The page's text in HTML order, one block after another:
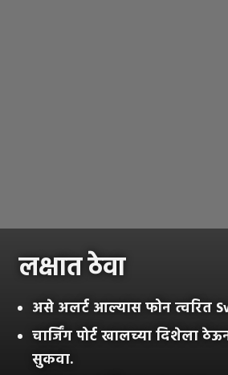
लक्षात ठेवा
असे अलर्ट आल्यास फोन त्वरित
चार्जिंग पोर्ट खालच्या दिशेला
सुकवा.